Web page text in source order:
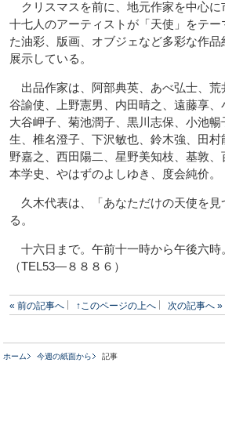
クリスマスを前に、地元作家を中心に
十七人のアーティストが「天使」をテー
た油彩、版画、オブジェなど多彩な作品
展示している。
出品作家は、阿部典英、あべ弘士、荒
谷諭使、上野憲男、内田晴之、遠藤享、
大谷岬子、菊池潤子、黒川志保、小池暢
生、椎名澄子、下沢敏也、鈴木強、田村
野嘉之、西田陽二、星野美知枝、基敦、
本学史、やはずのよしゆき、度会純价。
久木代表は、「あなただけの天使を見
る。
十六日まで。午前十一時から午後六時
（TEL53―８８８６）
« 前の記事へ ↑このページの上へ 次の記事へ »
ホーム 今週の紙面から 記事